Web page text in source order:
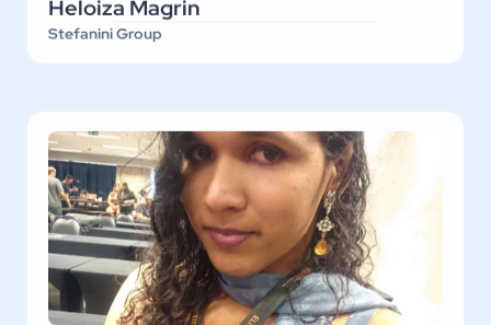
Heloiza Magrin
Stefanini Group